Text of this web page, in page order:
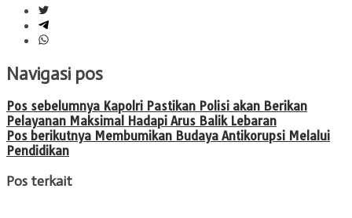
Navigasi pos
Pos sebelumnya Kapolri Pastikan Polisi akan Berikan
Pelayanan Maksimal Hadapi Arus Balik Lebaran
Pos berikutnya Membumikan Budaya Antikorupsi Melalui
Pendidikan
Pos terkait